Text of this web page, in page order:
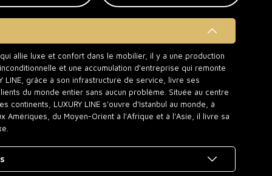
qui allie luxe et confort dans le mobilier, il y a une production
et une accumulation d'entreprise qui remonte
LINE, grâce à son infrastructure de service, livre ses
du monde entier sans aucun problème. Située au centre
continents, LUXURY LINE s'ouvre d'Istanbul au monde, à
Amériques, du Moyen-Orient à l'Afrique et à l'Asie, il livre sa